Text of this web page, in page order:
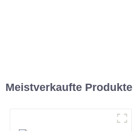
Meistverkaufte Produkte